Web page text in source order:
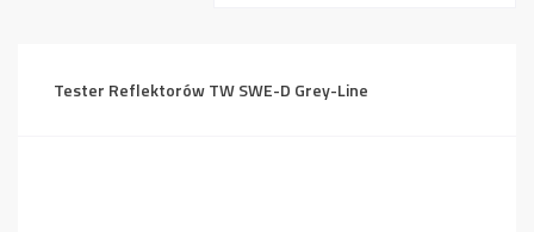
niskiej
Tester Reflektorów TW SWE-D Grey-Line